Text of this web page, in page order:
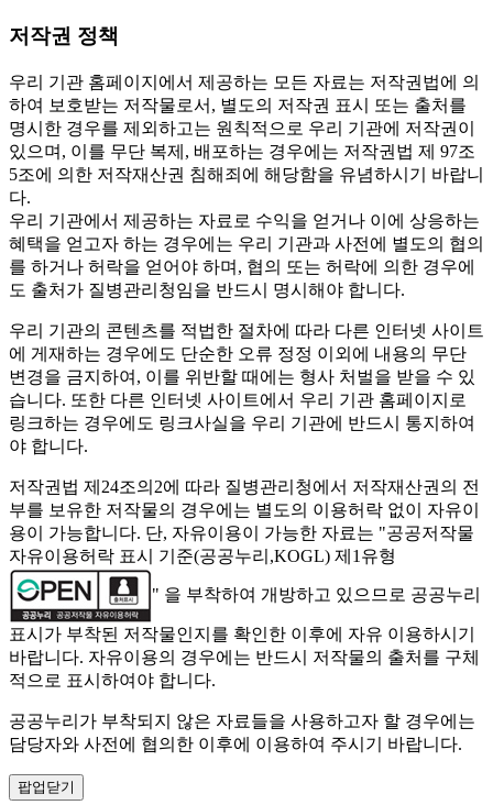
저작권 정책
우리 기관 홈페이지에서 제공하는 모든 자료는 저작권법에 의
하여 보호받는 저작물로서, 별도의 저작권 표시 또는 출처를
명시한 경우를 제외하고는 원칙적으로 우리 기관에 저작권이
있으며, 이를 무단 복제, 배포하는 경우에는 저작권법 제 97조
5조에 의한 저작재산권 침해죄에 해당함을 유념하시기 바랍니
다.
우리 기관에서 제공하는 자료로 수익을 얻거나 이에 상응하는
혜택을 얻고자 하는 경우에는 우리 기관과 사전에 별도의 협의
를 하거나 허락을 얻어야 하며, 협의 또는 허락에 의한 경우에
도 출처가 질병관리청임을 반드시 명시해야 합니다.
우리 기관의 콘텐츠를 적법한 절차에 따라 다른 인터넷 사이트
에 게재하는 경우에도 단순한 오류 정정 이외에 내용의 무단
변경을 금지하여, 이를 위반할 때에는 형사 처벌을 받을 수 있
습니다. 또한 다른 인터넷 사이트에서 우리 기관 홈페이지로
링크하는 경우에도 링크사실을 우리 기관에 반드시 통지하여
야 합니다.
저작권법 제24조의2에 따라 질병관리청에서 저작재산권의 전
부를 보유한 저작물의 경우에는 별도의 이용허락 없이 자유이
용이 가능합니다. 단, 자유이용이 가능한 자료는 "공공저작물
자유이용허락 표시 기준(공공누리,KOGL) 제1유형
" 을 부착하여 개방하고 있으므로 공공누리
표시가 부착된 저작물인지를 확인한 이후에 자유 이용하시기
바랍니다. 자유이용의 경우에는 반드시 저작물의 출처를 구체
적으로 표시하여야 합니다.
공공누리가 부착되지 않은 자료들을 사용하고자 할 경우에는
담당자와 사전에 협의한 이후에 이용하여 주시기 바랍니다.
팝업닫기